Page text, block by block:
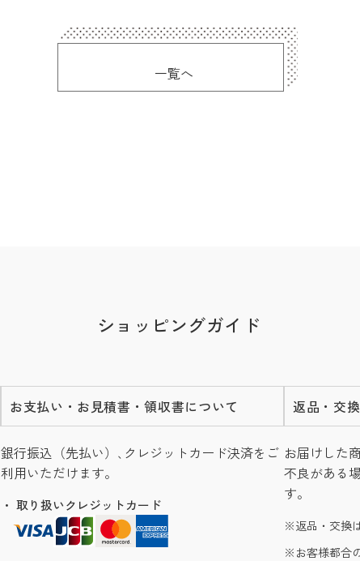
一覧へ
ショッピングガイド
お支払い・お見積書・領収書について
銀行振込（先払い）､クレジットカード決済をご
利用いただけます。
・ 取り扱いクレジットカード
返品・交
お届けした
不良がある
す。
返品・交換
お客様都合